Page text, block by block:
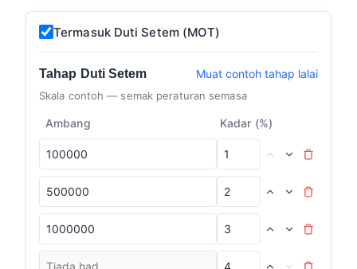
Termasuk Duti Setem (MOT)
Tahap Duti Setem Muat contoh tahap lalai
Skala contoh — semak peraturan semasa
Ambang Kadar (%)